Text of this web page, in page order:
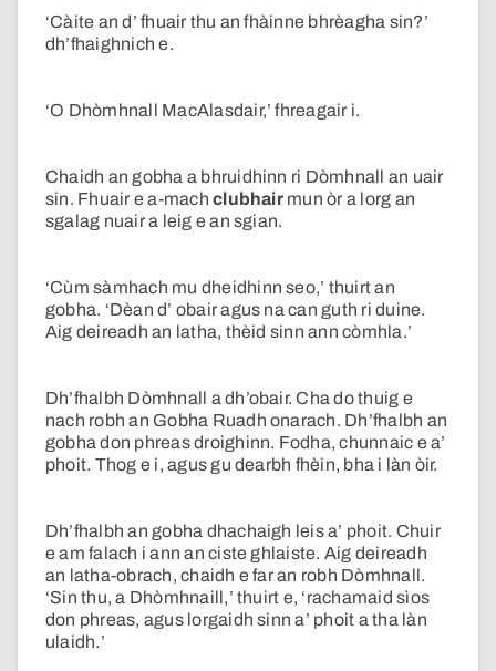
‘Càite an d’ fhuair thu an fhàinne bhrèagha sin?’
dh’fhaighnich e.
‘O Dhòmhnall MacAlasdair,’ fhreagair i.
Chaidh an gobha a bhruidhinn ri Dòmhnall an uair
sin. Fhuair e a-machclubhairmun òr a lorg an
sgalag nuair a leig e an sgian.
‘Cùm sàmhach mu dheidhinn seo,’ thuirt an
gobha. ‘Dèan d’ obair agus na can guth ri duine.
Aig deireadh an latha, thèid sinn ann còmhla.’
Dh’fhalbh Dòmhnall a dh’obair. Cha do thuig e
nach robh an Gobha Ruadh onarach. Dh’fhalbh an
gobha don phreas droighinn. Fodha, chunnaic e a’
phoit. Thog e i, agus gu dearbh fhèin, bha i làn òir.
Dh’fhalbh an gobha dhachaigh leis a’ phoit. Chuir
e am falach i ann an ciste ghlaiste. Aig deireadh
an latha-obrach, chaidh e far an robh Dòmhnall.
‘Sin thu, a Dhòmhnaill,’ thuirt e, ‘rachamaid sìos
don phreas, agus lorgaidh sinn a’ phoit a tha làn
ulaidh.’